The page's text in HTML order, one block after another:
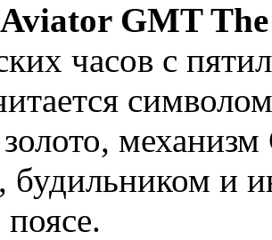
GMT
часов с
золото,
будильником и